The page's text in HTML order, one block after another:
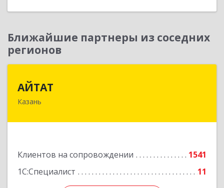
Ближайшие партнеры из соседних
регионов
АЙТАТ
Казань
Клиентов на сопровождении
1541
1С:Специалист
11
Подробнее